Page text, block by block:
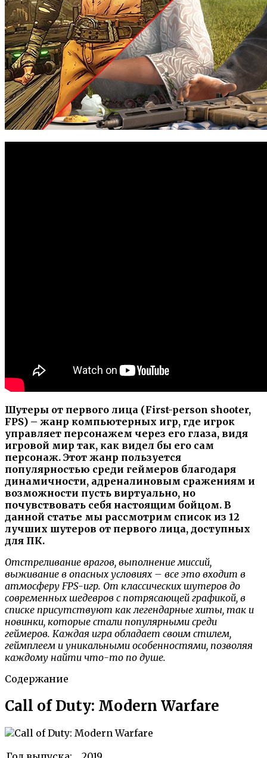
Шутеры от первого лица (First-person shooter,
FPS) – жанр компьютерных игр, где игрок
управляет персонажем через его глаза, видя
игровой мир так, как видел бы его сам
персонаж. Этот жанр пользуется
популярностью среди геймеров благодаря
динамичности, адреналиновым сражениям и
возможности пусть виртуально, но
почувствовать себя настоящим бойцом. В
данной статье мы рассмотрим список из 12
лучших шутеров от первого лица, доступных
для ПК.
Отстреливание врагов, выполнение миссий,
выживание в опасных условиях – все это входит в
атмосферу FPS-игр. От классических шутеров до
современных шедевров с потрясающей графикой, в
списке присутствуют как легендарные хиты, так и
новинки, которые стали популярными среди
геймеров. Каждая игра обладает своим стилем,
геймплеем и уникальными особенностями, позволяя
каждому найти что-то по душе.
Содержание
Call of Duty: Modern Warfare